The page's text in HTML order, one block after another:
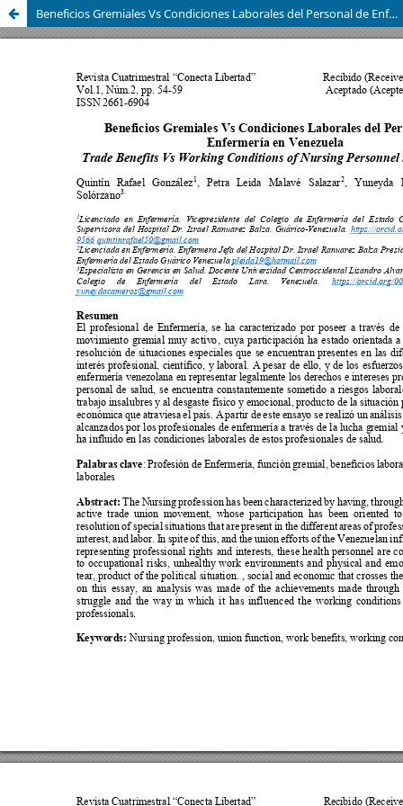
Beneficios Gremiales Vs Condiciones Laborales del Personal de Enfermería en Venezuela